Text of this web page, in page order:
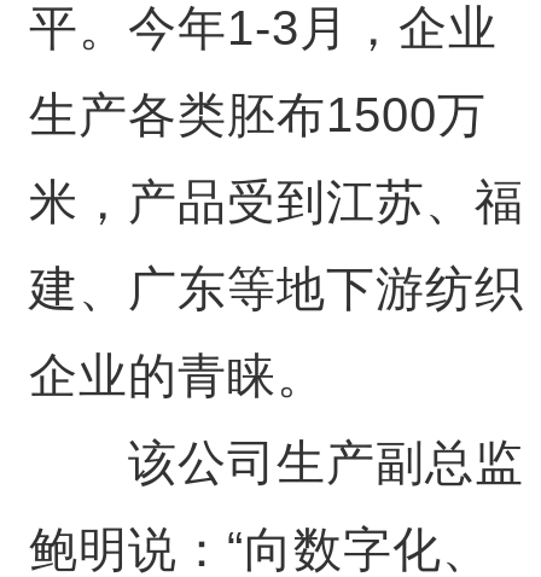
平。今年1-3月，企业
生产各类胚布1500万
米，产品受到江苏、福
建、广东等地下游纺织
企业的青睐。
该公司生产副总监
鲍明说：“向数字化、